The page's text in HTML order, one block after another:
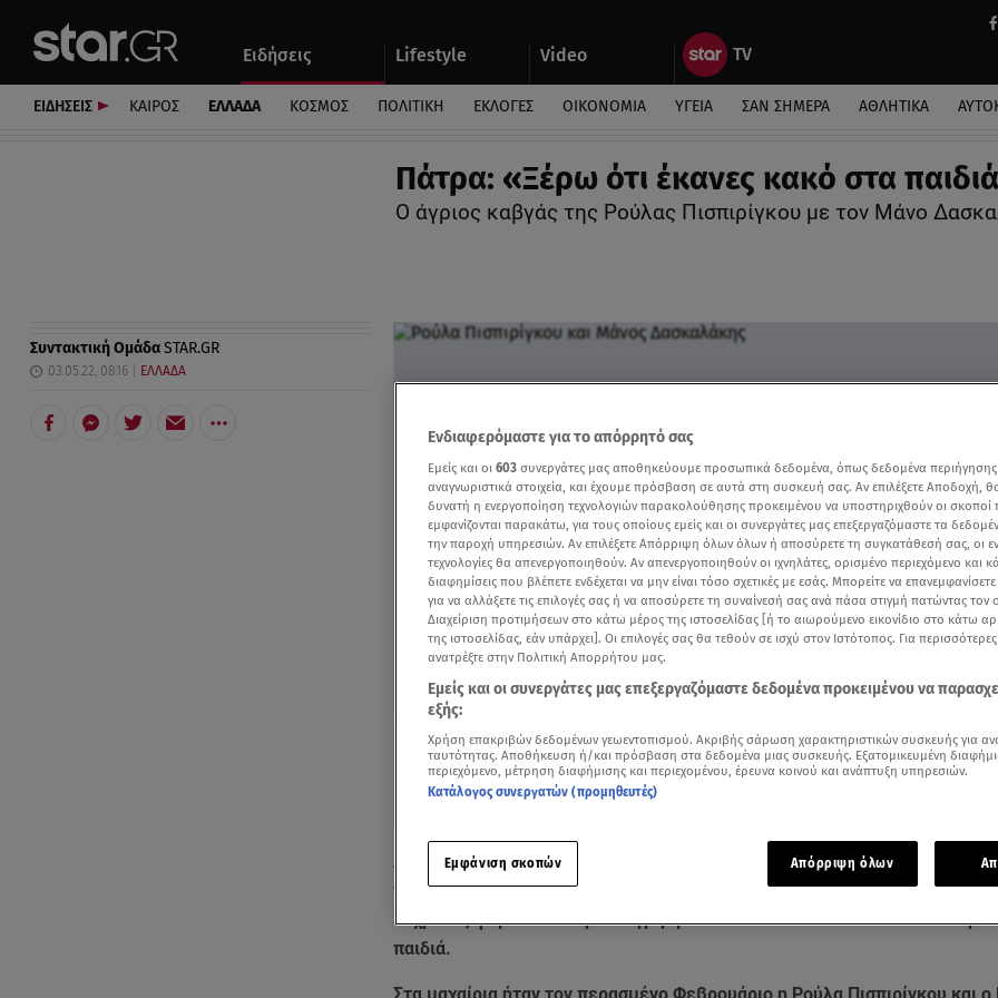
Ειδήσεις Lifestyle Video
Αυτοκίνητο
ΕΙΔΗΣΕΙΣ ΚΑΙΡΟΣ ΕΛΛΑΔΑ ΚΟΣΜΟΣ ΠΟΛΙΤΙΚΗ ΕΚΛΟΓΕΣ ΟΙΚΟΝΟΜΙΑ ΥΓΕΙΑ ΣΑΝ ΣΗΜΕΡΑ ΑΘΛΗΤΙΚΑ
Πάτρα: «Ξέρω ότι έκανες κακό στα
Ο άγριος καβγάς της Ρούλας Πισπιρίγκου με τον Μάνο
Συντακτική ΟμάδαSTAR.GR
03.05.22, 08:16 ΕΛΛΑΔΑ
Δείτε περισσότερα άρθρα μας στα αποτελέσματα αναζήτησης
Άγριο καβγά είχαν οΜάνος Δασκαλάκης Ρούλα Πισπιρίγκου
σε
γραφείο λίγο πριν από τη σύλληψη της δεύτερης για τη δολοφονία της
30χρονος φέρεται να την κατηγόρησε ότι έκανε κακό στα δύο από τα τρία
παιδιά.
Ενδιαφερόμαστε για το απόρρητό σας
Εμείς και οι 603 συνεργάτες μας αποθηκεύουμε προσωπικά δεδομένα, όπως δεδομένα
αναγνωριστικά στοιχεία, και έχουμε πρόσβαση σε αυτά στη συσκευή σας. Αν επιλέξετε Αποδοχή,
δυνατή η ενεργοποίηση τεχνολογιών παρακολούθησης προκειμένου να υποστηριχθούν οι σκοποί
εμφανίζονται παρακάτω, για τους οποίους εμείς και οι συνεργάτες μας επεξεργαζόμαστε τα
την παροχή υπηρεσιών. Αν επιλέξετε Απόρριψη όλων όλων ή αποσύρετε τη συγκατάθεσή σας, οι
τεχνολογίες θα απενεργοποιηθούν. Αν απενεργοποιηθούν οι ιχνηλάτες, ορισμένο περιεχόμενο και
διαφημίσεις που βλέπετε ενδέχεται να μην είναι τόσο σχετικές με εσάς. Μπορείτε να
για να αλλάξετε τις επιλογές σας ή να αποσύρετε τη συναίνεσή σας ανά πάσα στιγμή πατώντας τον
Διαχείριση προτιμήσεων στο κάτω μέρος της ιστοσελίδας [ή το αιωρούμενο εικονίδιο στο κάτω
της ιστοσελίδας, εάν υπάρχει]. Οι επιλογές σας θα τεθούν σε ισχύ στον Ιστότοπος. Για
ανατρέξτε στην Πολιτική Απορρήτου μας.
Εμείς και οι συνεργάτες μας επεξεργαζόμαστε δεδομένα προκειμένου να
εξής:
Χρήση επακριβών δεδομένων γεωεντοπισμού. Ακριβής σάρωση χαρακτηριστικών συσκευής για
ταυτότητας. Αποθήκευση ή/και πρόσβαση στα δεδομένα μιας συσκευής. Εξατομικευμένη
περιεχόμενο, μέτρηση διαφήμισης και περιεχομένου, έρευνα κοινού και ανάπτυξη υπηρεσιών.
Κατάλογος συνεργατών (προμηθευτές)
Εμφάνιση σκοπών Απόρριψη όλων